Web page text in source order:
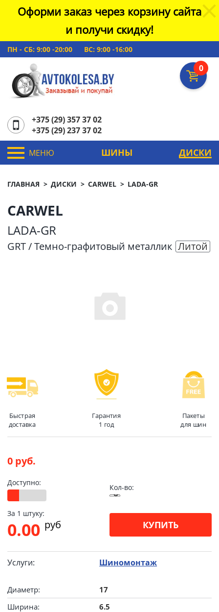
Оформи заказ через корзину сайта
и получи скидку!
ПН - СБ: 9:00 -20:00 ВС: 9:00 -16:00
0
+375 (29) 357 37 02
+375 (29) 237 37 02
МЕНЮ ШИНЫ ДИСКИ
ГЛАВНАЯ ДИСКИ CARWEL LADA-GR
CARWEL
LADA-GR
GRT / Темно-графитовый металлик Литой
Быстрая
доставка
Гарантия
1 год
Пакеты
для шин
0 руб.
Доступно:
Кол-во:
За 1 штуку:
0.00 pуб КУПИТЬ
Услуги: Шиномонтаж
Диаметр:
17
Ширина:
6.5